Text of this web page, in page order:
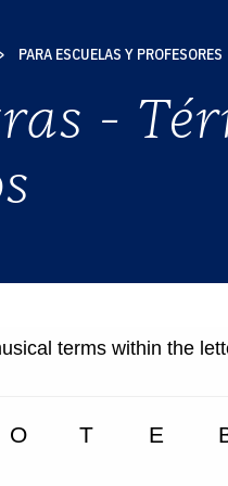
PARA ESCUELAS Y PROFESORES
-